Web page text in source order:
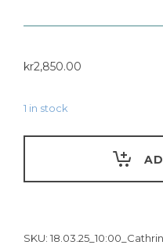
kr2,850.00
1 in stock
SKU: